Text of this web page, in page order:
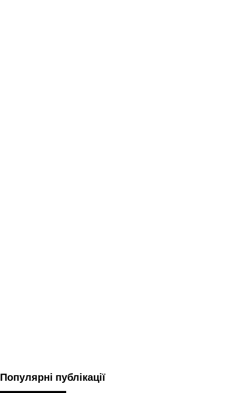
Популярні публікації